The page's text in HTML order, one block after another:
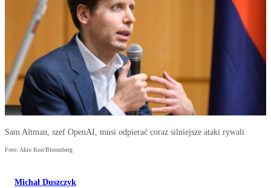
Sam Altman, szef OpenAI, musi odpierać coraz silniejsze ataki rywali
Foto: Akio Kon/Bloomberg
Michał Duszczyk